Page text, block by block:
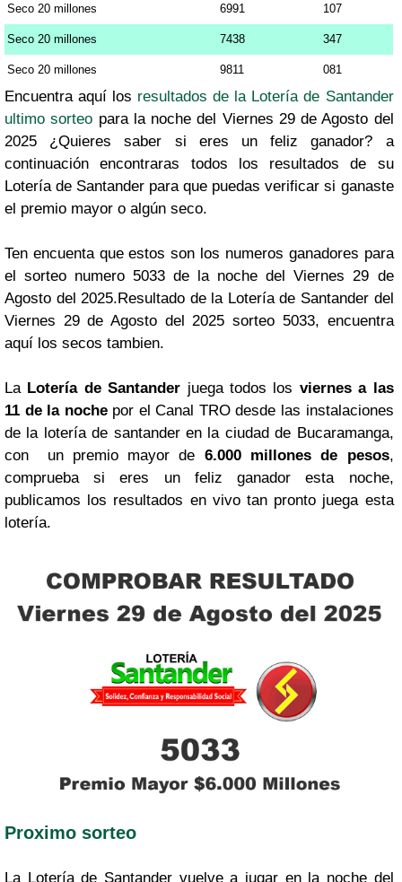
Seco 20 millones 6991 107
Seco 20 millones 7438 347
Seco 20 millones 9811 081
Encuentra aquí los resultados de la Lotería de Santander
ultimo sorteo para la noche del Viernes 29 de Agosto del
2025 ¿Quieres saber si eres un feliz ganador? a
continuación encontraras todos los resultados de su
Lotería de Santander para que puedas verificar si ganaste
el premio mayor o algún seco.
Ten encuenta que estos son los numeros ganadores para
el sorteo numero 5033 de la noche del Viernes 29 de
Agosto del 2025.Resultado de la Lotería de Santander del
Viernes 29 de Agosto del 2025 sorteo 5033, encuentra
aquí los secos tambien.
La Lotería de Santander juega todos los viernes a las
11 de la nochepor el Canal TRO desde las instalaciones
de la lotería de santander en la ciudad de Bucaramanga,
con un premio mayor de 6.000 millones de pesos,
comprueba si eres un feliz ganador esta noche,
publicamos los resultados en vivo tan pronto juega esta
lotería.
Proximo sorteo
La Lotería de Santander vuelve a jugar en la noche del